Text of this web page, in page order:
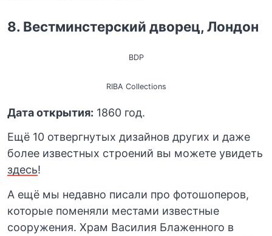
8. Вестминстерский дворец, Лондон
BDP
RIBA Collections
Дата открытия: 1860 год.
Ещё 10 отвергнутых дизайнов других и даже
более известных строений вы можете увидеть
здесь!
А ещё мы недавно писали про фотошоперов,
которые поменяли местами известные
сооружения. Храм Василия Блаженного в